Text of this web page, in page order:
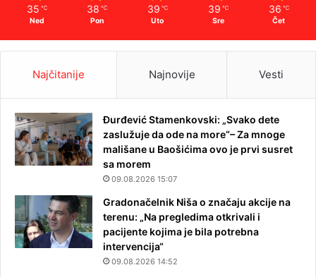
35 ℃
Ned
38 ℃
Pon
39 ℃
Uto
39 ℃
Sre
36 ℃
Čet
Najčitanije Najnovije Vesti
Đurđević Stamenkovski: „Svako dete
zaslužuje da ode na more“– Za mnoge
mališane u Baošićima ovo je prvi susret
sa morem
09.08.2026 15:07
Gradonačelnik Niša o značaju akcije na
terenu: „Na pregledima otkrivali i
pacijente kojima je bila potrebna
intervencija“
09.08.2026 14:52